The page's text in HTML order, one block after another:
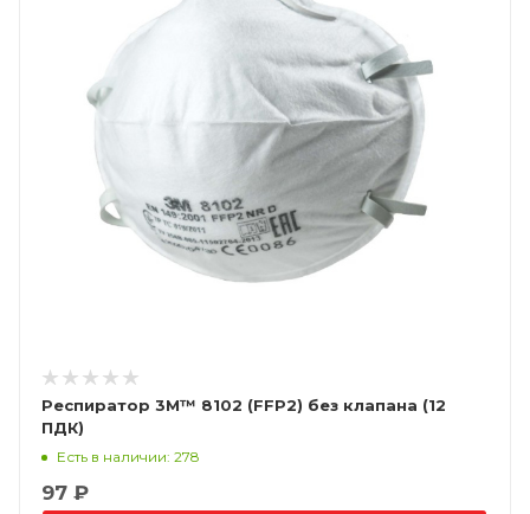
Респиратор 3М™ 8102 (FFP2) без клапана (12
ПДК)
Есть в наличии: 278
97 ₽